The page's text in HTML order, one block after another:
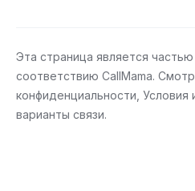
Эта страница является
соответствию CallMama.
конфиденциальности Условия
варианты связи.